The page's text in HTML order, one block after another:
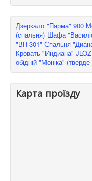
Дзеркало "Парма" 900
(спальня) Шафа
"ВН-301" Спальня
Кровать "Индиана"
обідній "Моніка" (тверде
Карта проїзду